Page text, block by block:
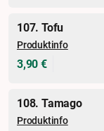
107. Tofu
Produktinfo
3,90 €
108. Tamago
Produktinfo